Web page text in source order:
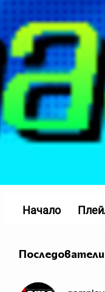
Последователи
Начало